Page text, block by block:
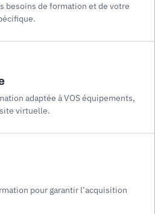
besoins de formation et de votre
adaptée à VOS équipements,
virtuelle.
pour garantir l’acquisition